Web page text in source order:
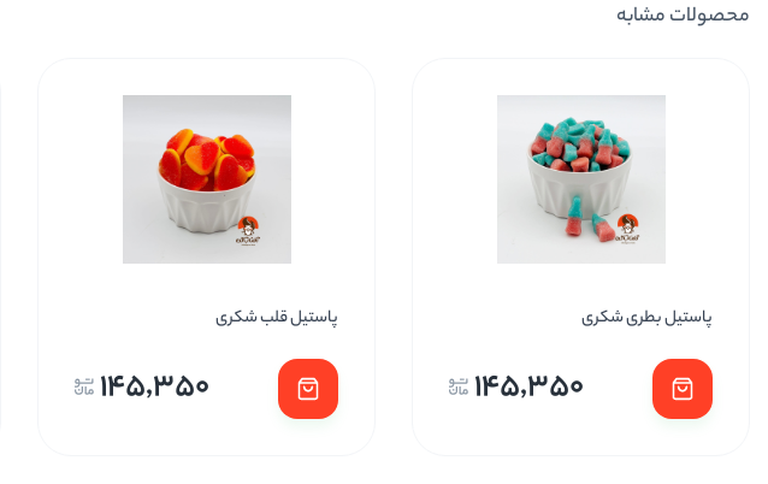
محصولات مشابه
پاستیل بطری شکری
145,350
پاستیل قلب شکری
145,350